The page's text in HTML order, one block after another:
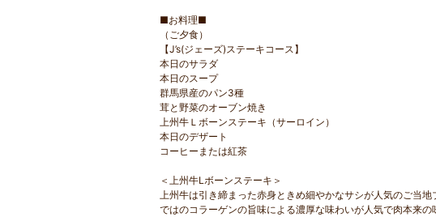
■お料理■
（ご夕食）
【J’s(ジェーズ)ステーキコース】
本日のサラダ
本日のスープ
群馬県産のパン3種
茸と野菜のオーブン焼き
上州牛Ｌボーンステーキ（サーロイン）
本日のデザート
コーヒーまたは紅茶
＜上州牛Lボーンステーキ＞
上州牛は引き締まった赤身ときめ細やかなサシが人気のご当
ではのコラーゲンの旨味による濃厚な味わいが人気で肉本来の